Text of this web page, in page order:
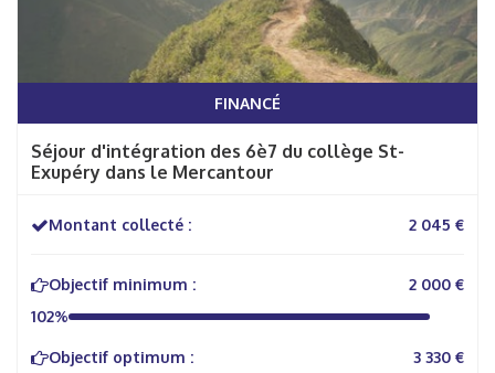
FINANCÉ
Séjour d'intégration des 6è7 du collège St-
Exupéry dans le Mercantour
Montant collecté : 2 045 €
Objectif minimum :
2 000 €
102%
Objectif optimum :
3 330 €